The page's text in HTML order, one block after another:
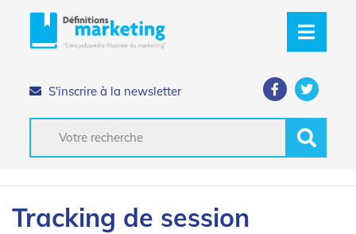
S'inscrire à la newsletter
Tracking de session